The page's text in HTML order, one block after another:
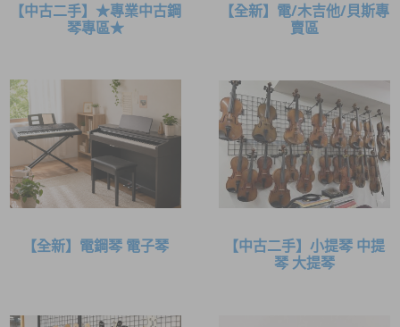
【中古二手】★專業中古鋼
琴專區★
【全新】電/木吉他/貝斯專
賣區
【全新】電鋼琴 電子琴
【中古二手】小提琴 中提
琴 大提琴